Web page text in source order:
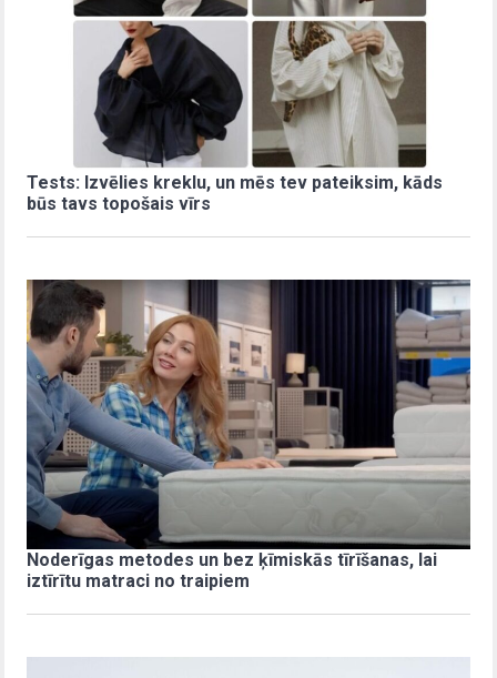
Tests: Izvēlies kreklu, un mēs tev pateiksim, kāds
būs tavs topošais vīrs
Noderīgas metodes un bez ķīmiskās tīrīšanas, lai
iztīrītu matraci no traipiem